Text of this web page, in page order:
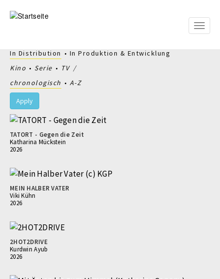
zum
Toggle
In Distribution
In Produktion & Entwicklung
Kino
Serie
TV
chronologisch
A-Z
Apply
TATORT - Gegen die Zeit
Katharina Mückstein
2026
MEIN HALBER VATER
Viki Kühn
2026
2HOT2DRIVE
Kurdwin Ayub
2026